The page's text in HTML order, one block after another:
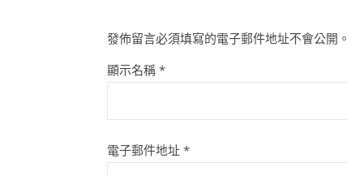
發佈留言必須填寫的電子郵件地址不會公開。
顯示名稱 *
電子郵件地址 *